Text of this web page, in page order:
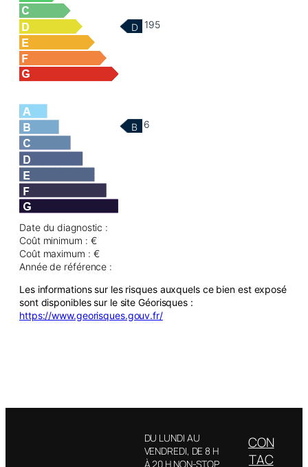
D 195
B 6
Date du diagnostic :
Coût minimum : €
Coût maximum : €
Année de référence :
Les informations sur les risques auxquels ce bien est exposé
sont disponibles sur le site Géorisques :
https://www.georisques.gouv.fr/
DU LUNDI AU
VENDREDI, DE 8 H
À 20 H NON-STOP
Facebook
CON
TAC